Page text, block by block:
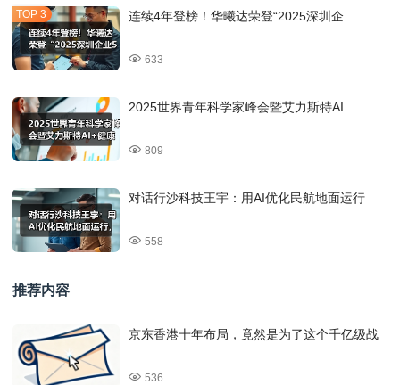
连续4年登榜！华曦达荣登“2025深圳企
633
2025世界青年科学家峰会暨艾力斯特AI
809
对话行沙科技王宇：用AI优化民航地面运行
558
推荐内容
京东香港十年布局，竟然是为了这个千亿级战
536